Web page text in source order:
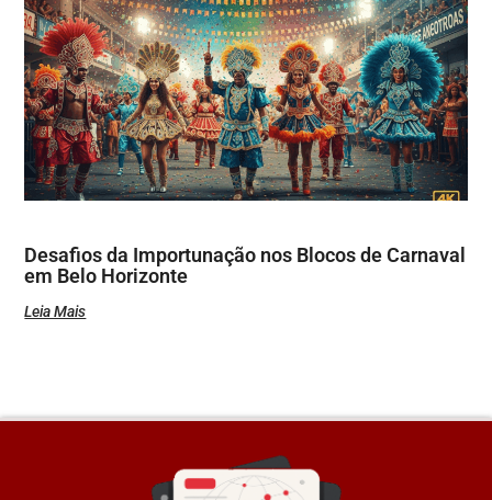
Desafios da Importunação nos Blocos de Carnaval
em Belo Horizonte
Leia Mais